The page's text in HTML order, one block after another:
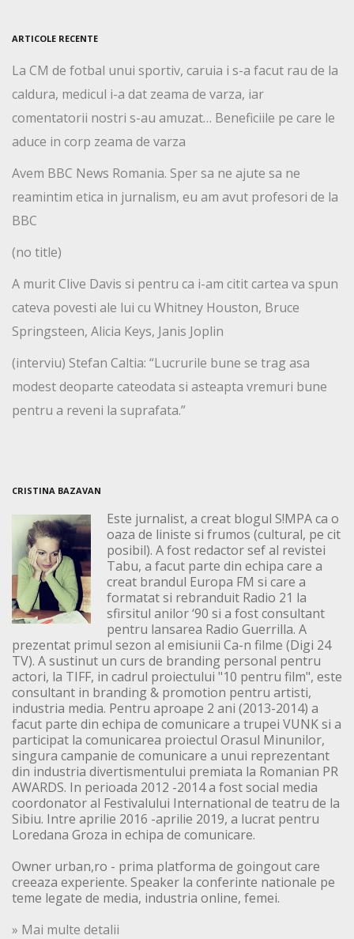
ARTICOLE RECENTE
La CM de fotbal unui sportiv, caruia i s-a facut rau de la
caldura, medicul i-a dat zeama de varza, iar
comentatorii nostri s-au amuzat… Beneficiile pe care le
aduce in corp zeama de varza
Avem BBC News Romania. Sper sa ne ajute sa ne
reamintim etica in jurnalism, eu am avut profesori de la
BBC
(no title)
A murit Clive Davis si pentru ca i-am citit cartea va spun
cateva povesti ale lui cu Whitney Houston, Bruce
Springsteen, Alicia Keys, Janis Joplin
(interviu) Stefan Caltia: “Lucrurile bune se trag asa
modest deoparte cateodata si asteapta vremuri bune
pentru a reveni la suprafata.”
CRISTINA BAZAVAN
Este jurnalist, a creat blogul S!MPA ca o
oaza de liniste si frumos (cultural, pe cit
posibil). A fost redactor sef al revistei
Tabu, a facut parte din echipa care a
creat brandul Europa FM si care a
formatat si rebranduit Radio 21 la
sfirsitul anilor ‘90 si a fost consultant
pentru lansarea Radio Guerrilla. A
prezentat primul sezon al emisiunii Ca-n filme (Digi 24
TV). A sustinut un curs de branding personal pentru
actori, la TIFF, in cadrul proiectului "10 pentru film", este
consultant in branding & promotion pentru artisti,
industria media. Pentru aproape 2 ani (2013-2014) a
facut parte din echipa de comunicare a trupei VUNK si a
participat la comunicarea proiectul Orasul Minunilor,
singura campanie de comunicare a unui reprezentant
din industria divertismentului premiata la Romanian PR
AWARDS. In perioada 2012 -2014 a fost social media
coordonator al Festivalului International de teatru de la
Sibiu. Intre aprilie 2016 -aprilie 2019, a lucrat pentru
Loredana Groza in echipa de comunicare.
Owner urban,ro - prima platforma de goingout care
creeaza experiente. Speaker la conferinte nationale pe
teme legate de media, industria online, femei.
» Mai multe detalii